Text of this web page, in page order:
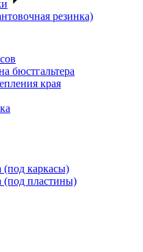
резинка)
бюстгальтера
края
(под каркасы)
(под пластины)